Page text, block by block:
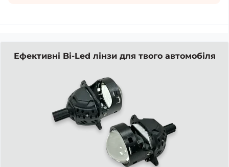
Ефективні Bi-Led лінзи для твого автомобіля